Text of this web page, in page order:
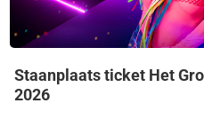
Staanplaats ticket Het
2026